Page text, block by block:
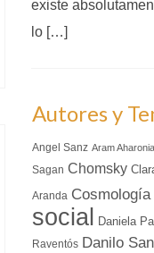
existe
lo […]
Autores y
Angel Sanz Aram
Sagan Chomsky
Aranda Cosmología
social
Daniela
Raventós Danilo